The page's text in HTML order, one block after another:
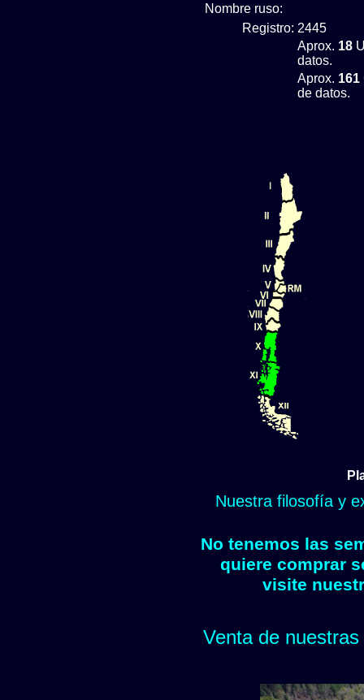
Nombre ruso:
Registro: 2445
Aprox. 18
datos.
Aprox. 161
de datos.
Nuestra filosofía y
No tenemos las
quiere comprar
visite
Venta de